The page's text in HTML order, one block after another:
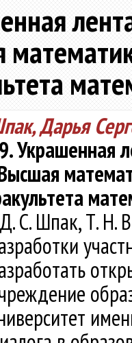
Дарья
Украшенная
С. Шпак, Т. Н.